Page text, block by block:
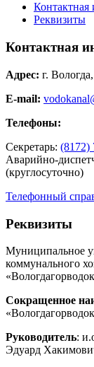
Реквизиты
Контактная
Адрес: г.
E-mail:
Телефоны:
Секретарь: (8172)
Аварийно-
(круглосуточно)
Телефонный
Реквизиты
Муниципальное
коммунального
Сокращенное
Руководитель:
Эдуард